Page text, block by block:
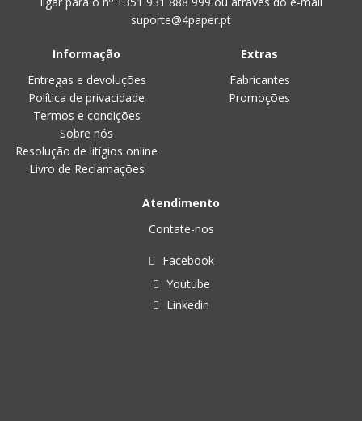
suporte@4paper.pt
Informação
Entregas e devoluções
Política de privacidade
Termos e condições
Sobre nós
Resolução de litígios online
Livro de Reclamações
Extras
Fabricantes
Promoções
Atendimento
Contate-nos
Facebook
Youtube
Linkedin